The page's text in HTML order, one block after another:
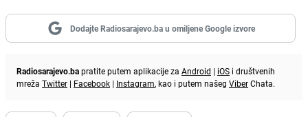
Dodajte Radiosarajevo.ba u omiljene Google izvore
Radiosarajevo.bapratite putem aplikacije za Android | iOS i društvenih
mreža Twitter | Facebook | Instagram, kao i putem našeg ViberChata.